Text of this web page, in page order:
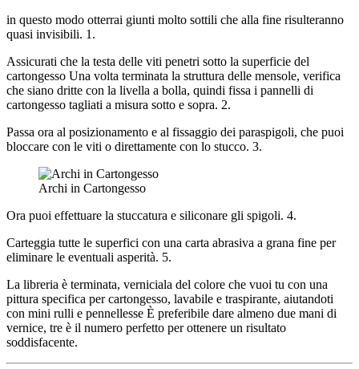
in questo modo otterrai giunti molto sottili che alla fine risulteranno
quasi invisibili. 1.
Assicurati che la testa delle viti penetri sotto la superficie del
cartongesso Una volta terminata la struttura delle mensole, verifica
che siano dritte con la livella a bolla, quindi fissa i pannelli di
cartongesso tagliati a misura sotto e sopra. 2.
Passa ora al posizionamento e al fissaggio dei paraspigoli, che puoi
bloccare con le viti o direttamente con lo stucco. 3.
Archi in Cartongesso
Ora puoi effettuare la stuccatura e siliconare gli spigoli. 4.
Carteggia tutte le superfici con una carta abrasiva a grana fine per
eliminare le eventuali asperità. 5.
La libreria è terminata, verniciala del colore che vuoi tu con una
pittura specifica per cartongesso, lavabile e traspirante, aiutandoti
con mini rulli e pennellesse È preferibile dare almeno due mani di
vernice, tre è il numero perfetto per ottenere un risultato
soddisfacente.